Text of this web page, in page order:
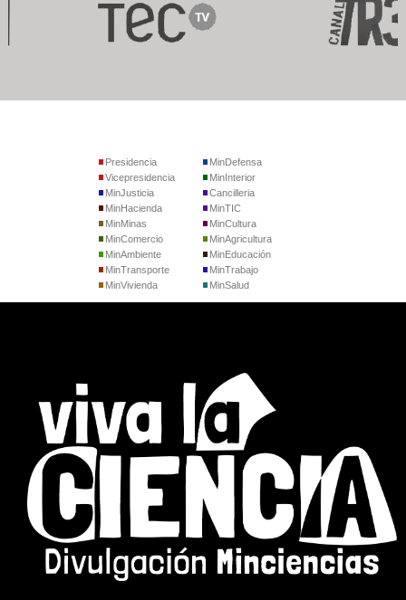
Presidencia
Vicepresidencia
MinJusticia
MinDefensa
MinInterior
Cancilleria
MinHacienda
MinMinas
MinComercio
MinTIC
MinCultura
MinAgricultura
MinAmbiente
MinTransporte
MinVivienda
MinEducación
MinTrabajo
MinSalud